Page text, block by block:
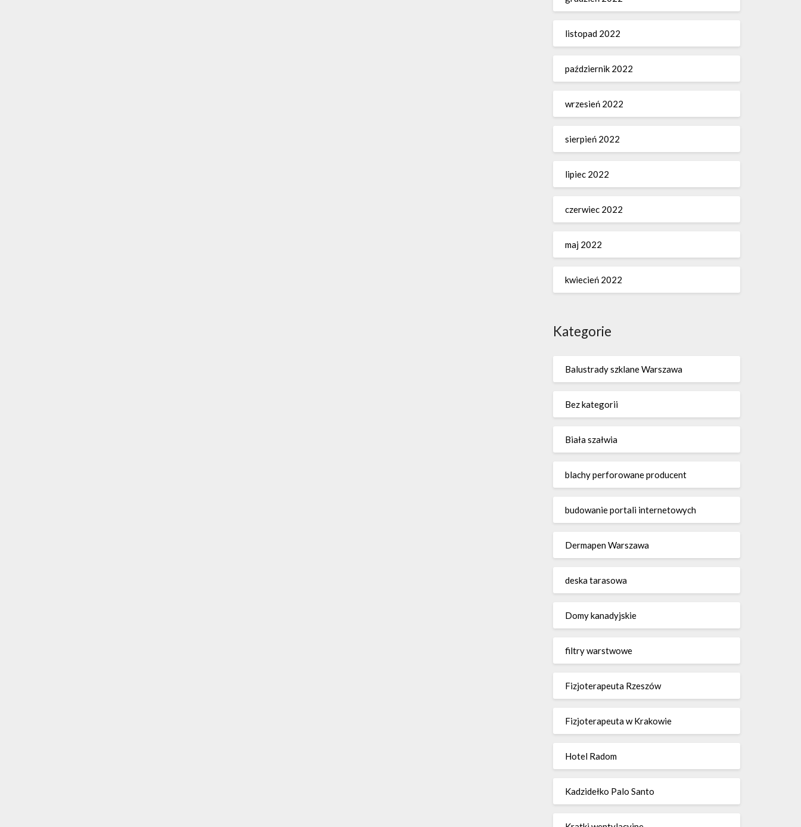
listopad 2022
październik 2022
wrzesień 2022
sierpień 2022
lipiec 2022
czerwiec 2022
maj 2022
kwiecień 2022
Kategorie
Balustrady szklane Warszawa
Bez kategorii
Biała szałwia
blachy perforowane producent
budowanie portali internetowych
Dermapen Warszawa
deska tarasowa
Domy kanadyjskie
filtry warstwowe
Fizjoterapeuta Rzeszów
Fizjoterapeuta w Krakowie
Hotel Radom
Kadzidełko Palo Santo